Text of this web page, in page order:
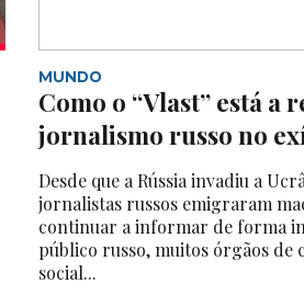
MUNDO
Como o “Vlast” está a
jornalismo russo no
Desde que a Rússia invadiu a
jornalistas russos emigraram
continuar a informar de forma
público russo, muitos órgãos de
social...